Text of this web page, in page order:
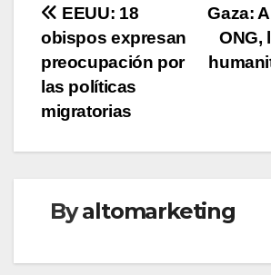
Navegación
de
entradas
Gaza:
ONG,
EEUU: 18
obispos expresan
preocupación por
las políticas
migratorias
Byaltomarketing